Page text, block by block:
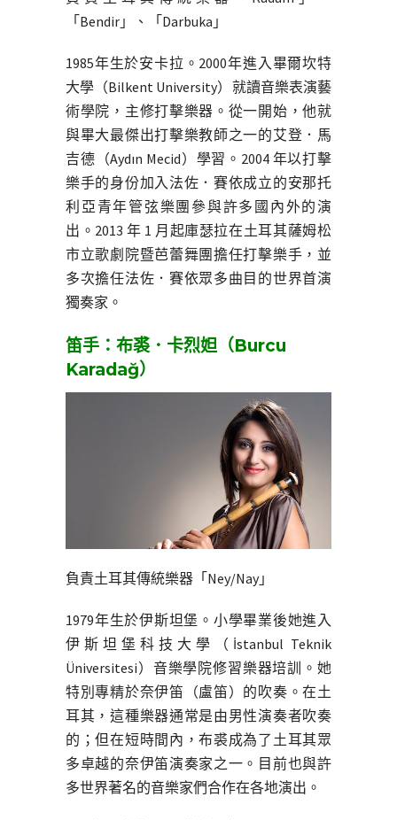
「Bendir」、「Darbuka」
1985年生於安卡拉。2000年進入畢爾坎特
大學（Bilkent University）就讀音樂表演藝
術學院，主修打擊樂器。從一開始，他就
與畢大最傑出打擊樂教師之一的艾登．馬
吉德（Aydın Mecid）學習。2004 年以打擊
樂手的身份加入 法佐．賽依成立的安那托
利亞青年管弦樂團參與許多國內外的演
出。2013 年 1 月起庫瑟拉在土耳其薩姆松
市立歌劇院暨芭蕾舞團擔任打擊樂手，並
多次擔任法佐．賽依眾多曲目的世界首演
獨奏家。
笛手：布裘．卡烈妲（Burcu
Karadağ）
負責土耳其傳統樂器「Ney/Nay」
1979年生於伊斯坦堡。小學畢業後她進入
伊斯坦堡科技大學
（İstanbul Teknik
Üniversitesi） 音樂學院修習樂器培訓。她
特別專精於奈伊笛（盧笛）的吹奏。在土
耳其，這種樂器通常是由男性演奏者吹奏
的；但在短時間內，布裘成為了土耳其眾
多卓越的奈伊笛演奏家之一。目前也與許
多世界著名的音樂家們合作在各地演出。